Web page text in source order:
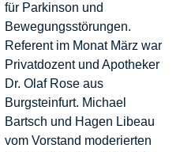
für Parkinson und
Bewegungsstörungen.
Referent im Monat März war
Privatdozent und Apotheker
Dr. Olaf Rose aus
Burgsteinfurt. Michael
Bartsch und Hagen Libeau
vom Vorstand moderierten